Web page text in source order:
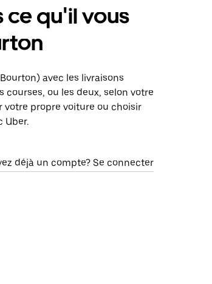
ce qu'il vous
avec les livraisons
ou les deux, selon votre
votre propre voiture ou choisir
Uber.
déjà un compte? Se connecter